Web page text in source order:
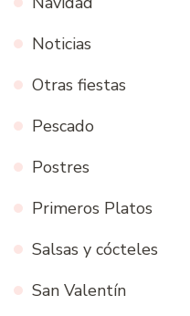
Noticias
Otras fiestas
Pescado
Postres
Primeros Platos
Salsas y cócteles
San Valentín